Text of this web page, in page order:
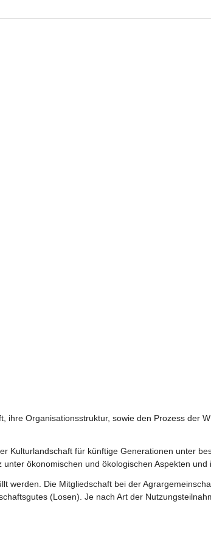
Organisationsstruktur, sowie den Prozess der
Kulturlandschaft für künftige Generationen unter
ökonomischen und ökologischen Aspekten
werden. Die Mitgliedschaft bei der
(Losen). Je nach Art der